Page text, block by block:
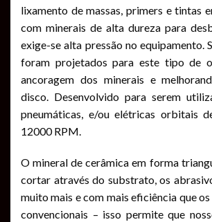
lixamento de massas, primers e tintas
com minerais de alta dureza para
exige-se alta pressão no equipamento.
foram projetados para este tipo de
ancoragem dos minerais e
disco. Desenvolvido para serem
pneumáticas, e/ou elétricas orbitais
12000 RPM.
O mineral de cerâmica em forma
cortar através do substrato, os
muito mais e com mais eficiência que
convencionais – isso permite que